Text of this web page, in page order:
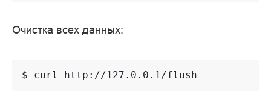
Очистка всех данных:
$ curl